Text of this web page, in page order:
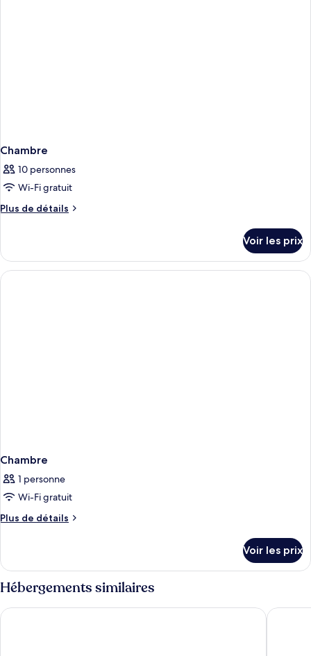
Chambre
10 personnes
Wi-Fi gratuit
Plus de détails
Plus
le
type
de
Voir les prix
Chambre
1 personne
Wi-Fi gratuit
Plus de détails
Plus
le
type
de
Chambre
Voir les prix
Hébergements similaires
Grande Centre Point Sukhumvit 55 Grande